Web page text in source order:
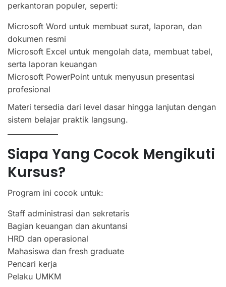
perkantoran populer, seperti:
Microsoft Word untuk membuat surat, laporan, dan
dokumen resmi
Microsoft Excel untuk mengolah data, membuat tabel,
serta laporan keuangan
Microsoft PowerPoint untuk menyusun presentasi
profesional
Materi tersedia dari level dasar hingga lanjutan dengan
sistem belajar praktik langsung.
Siapa Yang Cocok Mengikuti
Kursus?
Program ini cocok untuk:
Staff administrasi dan sekretaris
Bagian keuangan dan akuntansi
HRD dan operasional
Mahasiswa dan fresh graduate
Pencari kerja
Pelaku UMKM